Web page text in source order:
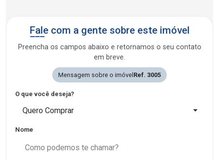
Fale com a gente sobre este imóvel
Preencha os campos abaixo e retornamos o seu contato
em breve.
Mensagem sobre o imóvel Ref. 3005
O que você deseja?
Quero Comprar
Nome